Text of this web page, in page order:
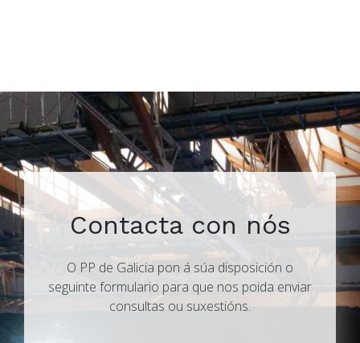
Contacta con nós
O PP de Galicia pon á súa disposición o
seguinte formulario para que nos poida enviar
consultas ou suxestións.